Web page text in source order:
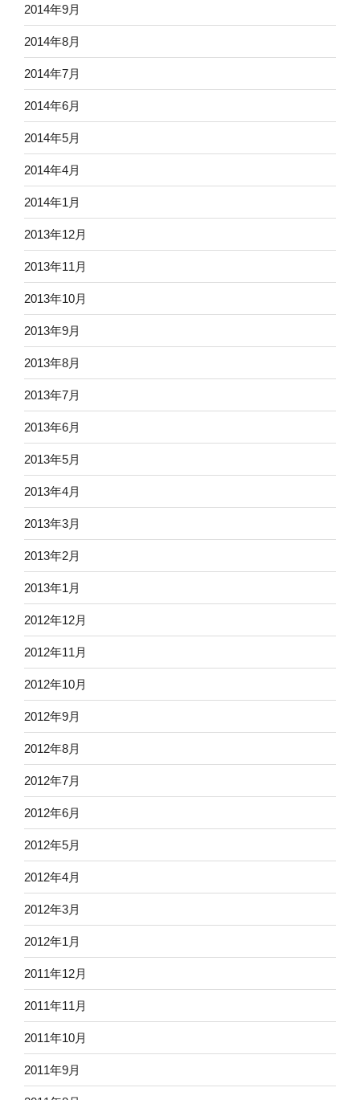
2014年9月
2014年8月
2014年7月
2014年6月
2014年5月
2014年4月
2014年1月
2013年12月
2013年11月
2013年10月
2013年9月
2013年8月
2013年7月
2013年6月
2013年5月
2013年4月
2013年3月
2013年2月
2013年1月
2012年12月
2012年11月
2012年10月
2012年9月
2012年8月
2012年7月
2012年6月
2012年5月
2012年4月
2012年3月
2012年1月
2011年12月
2011年11月
2011年10月
2011年9月